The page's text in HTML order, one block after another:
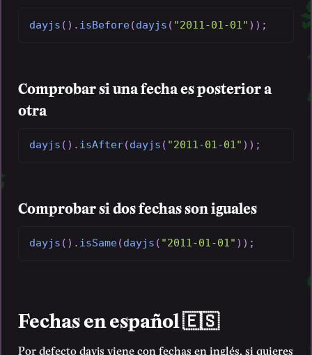
dayjs ( ) . isBefore(dayjs ( "2011-01-01" ) ) ;
Comprobar si una fecha es posterior a
otra
dayjs ( ) . isAfter(dayjs ( "2011-01-01" ) ) ;
Comprobar si dos fechas son iguales
dayjs ( ) . isSame(dayjs ( "2011-01-01" ) ) ;
Fechas en español 🇪🇸
Por defecto dayjs viene con fechas en inglés, si quieres